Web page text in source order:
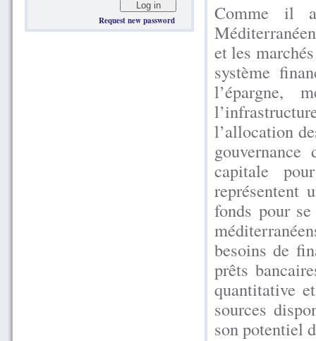
Request new password
Comme il
et les
système
l’épargne,
l’allocation
capitale
représentent
fonds pour
besoins de
prêts
quantitative
sources
son potentiel